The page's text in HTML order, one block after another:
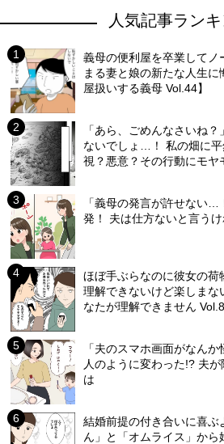
人気記事ラン
義母の便利屋を卒業して
まる妻と娘の新たな人生に
屋扱いする義母 Vol.44】
「あら、ごめんなさいね
ないでしょ…！ 私の畑に
視？悪意？その行動にモヤ
「義母の発言が許せない…
発！ 夫は仕方ないと言う
ほぼ手ぶらなのに彼女の荷
理解できないけど楽しまな
なたが理解できません Vol.8
「夫のスマホ画面がなん
人のように変わった!? 夫
は
結婚前提の付き合いに喜
ん」と「オムライス」か